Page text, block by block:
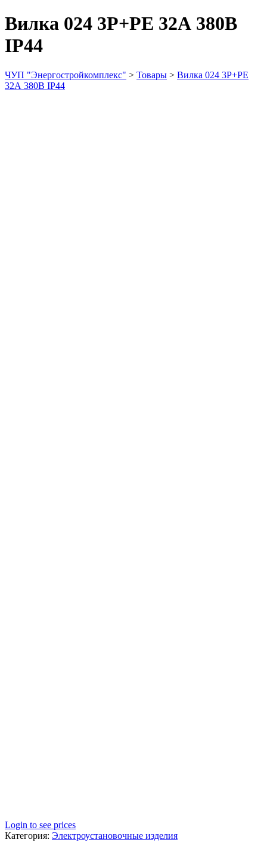
Вилка 024 3Р+РЕ 32А 380В
IP44
ЧУП "Энергостройкомплекс" > Товары > Вилка 024 3Р+РЕ
32А 380В IP44
Login to see prices
Категория: Электроустановочные изделия